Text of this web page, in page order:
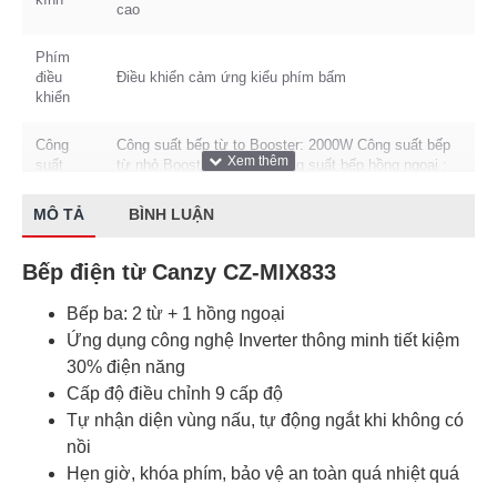
cao
Phím
điều
khiển
Điều khiển cảm ứng kiểu phím bấm
Công
suất
Công suất bếp từ to Booster: 2000W Công suất bếp
từ nhỏ Booster: 1600W Công suất bếp hồng ngoại :
Thương
nghệ
Inverter
Tiết kiệm 30% điện năng
MÔ TẢ BÌNH LUẬN
Bếp điện từ Canzy CZ-MIX833
Bếp ba: 2 từ + 1 hồng ngoại
Ứng dụng công nghệ Inverter thông minh tiết kiệm
30% điện năng
Cấp độ điều chỉnh 9 cấp độ
Tự nhận diện vùng nấu, tự động ngắt khi không có
nồi
Hẹn giờ, khóa phím, bảo vệ an toàn quá nhiệt quá